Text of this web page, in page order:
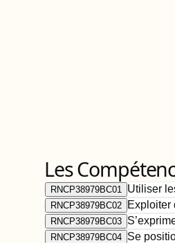
Les
RNCP38979BC01 Utiliser
RNCP38979BC02 Exploiter
RNCP38979BC03
RNCP38979BC04 Se